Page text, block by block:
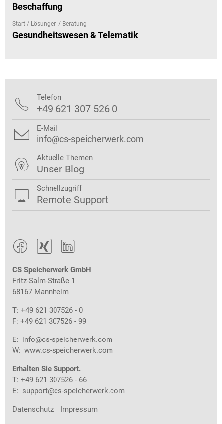
Beschaffung
Start / Lösungen / Beratung
Gesundheitswesen & Telematik
  
CS Speicherwerk GmbH
Fritz-Salm-Straße 1
68167 Mannheim
T: +49 621 307526 - 0
F: +49 621 307526 - 99
E: info@cs-speicherwerk.com
W: www.cs-speicherwerk.com
Erhalten Sie Support.
T: +49 621 307526 - 66
E: support@cs-speicherwerk.com
Datenschutz Impressum
 Telefon
+49 621 307 526 0
 E-Mail
info@cs-speicherwerk.com
 Aktuelle Themen
Unser Blog
 Schnellzugriff
Remote Support